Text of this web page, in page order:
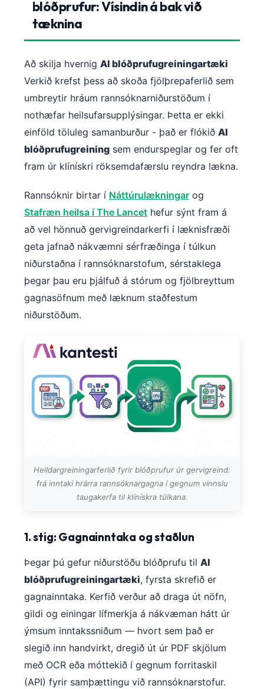
blóðprufur: Vísindin á bak við
tæknina
Að skilja hvernig AI blóðprufugreiningartæki
Verkið krefst þess að skoða fjölþrepaferlið sem
umbreytir hráum rannsóknarniðurstöðum í
nothæfar heilsufarsupplýsingar. Þetta er ekki
einföld töluleg samanburður - það er flókið AI
blóðprufugreining sem endurspeglar og fer oft
fram úr klínískri röksemdafærslu reyndra lækna.
Rannsóknir birtar í Náttúrulækningar og
Stafræn heilsa í The Lancet hefur sýnt fram á
að vel hönnuð gervigreindarkerfi í læknisfræði
geta jafnað nákvæmni sérfræðinga í túlkun
niðurstaðna í rannsóknarstofum, sérstaklega
þegar þau eru þjálfuð á stórum og fjölbreyttum
gagnasöfnum með læknum staðfestum
niðurstöðum.
Heildargreiningarferlið fyrir blóðprufur úr gervigreind:
frá inntaki hrárra rannsóknargagna í gegnum vinnslu
taugakerfa til klínískra túlkana.
1. stig: Gagnainntaka og staðlun
Þegar þú gefur niðurstöðu blóðprufu til AI
blóðprufugreiningartæki, fyrsta skrefið er
gagnainntaka. Kerfið verður að draga út nöfn,
gildi og einingar lífmerkja á nákvæman hátt úr
ýmsum inntakssniðum — hvort sem það er
slegið inn handvirkt, dregið út úr PDF skjölum
með OCR eða móttekið í gegnum forritaskil
(API) fyrir samþættingu við rannsóknarstofur.